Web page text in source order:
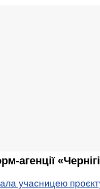
агенції
учасницею